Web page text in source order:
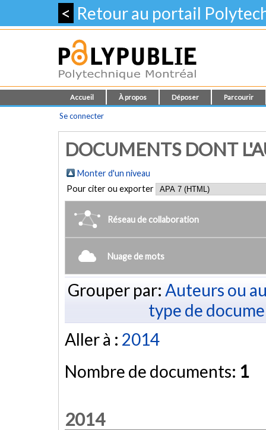
< Retour au portail
Accueil À propos Déposer Parcourir
Se connecter
DOCUMENTS DONT
Monter d'un niveau
Pour citer ou exporter
Réseau de collaboration
Nuage de mots
Grouper par: Auteurs ou
type de
Aller à : 2014
Nombre de documents: 1
2014